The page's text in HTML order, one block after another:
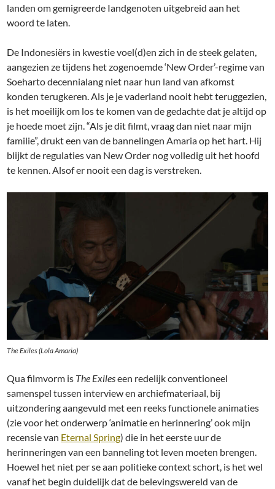
landen om gemigreerde Iandgenoten uitgebreid aan het
woord te laten.
De Indonesiërs in kwestie voel(d)en zich in de steek gelaten,
aangezien ze tijdens het zogenoemde ‘New Order’-regime van
Soeharto decennialang niet naar hun land van afkomst
konden terugkeren. Als je je vaderland nooit hebt teruggezien,
is het moeilijk om los te komen van de gedachte dat je altijd op
je hoede moet zijn. “Als je dit filmt, vraag dan niet naar mijn
familie”, drukt een van de bannelingen Amaria op het hart. Hij
blijkt de regulaties van New Order nog volledig uit het hoofd
te kennen. Alsof er nooit een dag is verstreken.
The Exiles (Lola Amaria)
Qua filmvorm is The Exileseen redelijk conventioneel
samenspel tussen interview en archiefmateriaal, bij
uitzondering aangevuld met een reeks functionele animaties
(zie voor het onderwerp ‘animatie en herinnering’ ook mijn
recensie van Eternal Spring) die in het eerste uur de
herinneringen van een banneling tot leven moeten brengen.
Hoewel het niet per se aan politieke context schort, is het wel
vanaf het begin duidelijk dat de belevingswereld van de